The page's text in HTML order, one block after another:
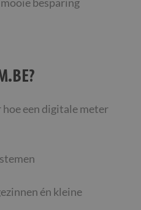
een digitale meter
én kleine